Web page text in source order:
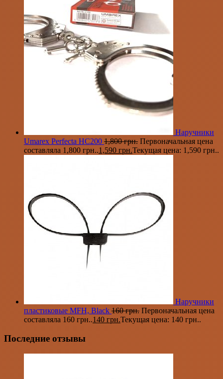
Наручники
Umarex Perfecta HC200 1,800грн. Первоначальная цена
составляла 1,800 грн..1,590 грн.Текущая цена: 1,590 грн..
Наручники
пластиковые MFH, Black 160грн. Первоначальная цена
составляла 160 грн..140 грн.Текущая цена: 140 грн..
Последние отзывы